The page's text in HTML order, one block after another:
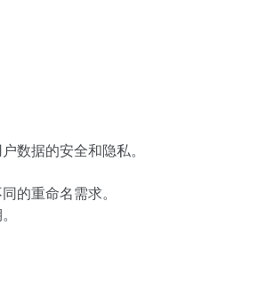
数据的安全和隐私。
的重命名需求。